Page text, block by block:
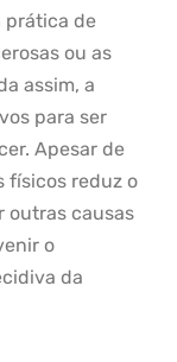
prática de
ou as
assim, a
para ser
Apesar de
físicos reduz o
outras causas
o
da